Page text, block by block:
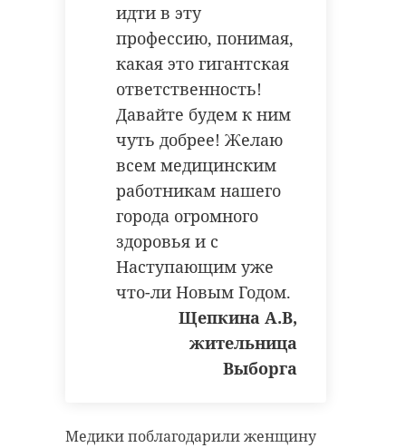
идти в эту
профессию, понимая,
какая это гигантская
ответственность!
Давайте будем к ним
чуть добрее! Желаю
всем медицинским
работникам нашего
города огромного
здоровья и с
Наступающим уже
что-ли Новым Годом.
Щепкина А.В,
жительница
Выборга
Медики поблагодарили женщину